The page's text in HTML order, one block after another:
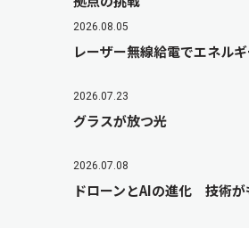
2026.08.05
レーザー無線給電でエネル
2026.07.23
グラスが放つ光
2026.07.08
ドローンとAIの進化 技術が